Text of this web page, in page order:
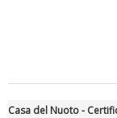
Casa del Nuoto -